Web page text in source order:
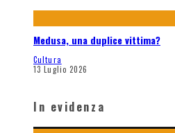
Medusa, una duplice vittima?
Cultura
13 Luglio 2026
In evidenza